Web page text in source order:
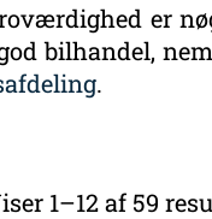
er
bilhandel,
.
1–12 af 59